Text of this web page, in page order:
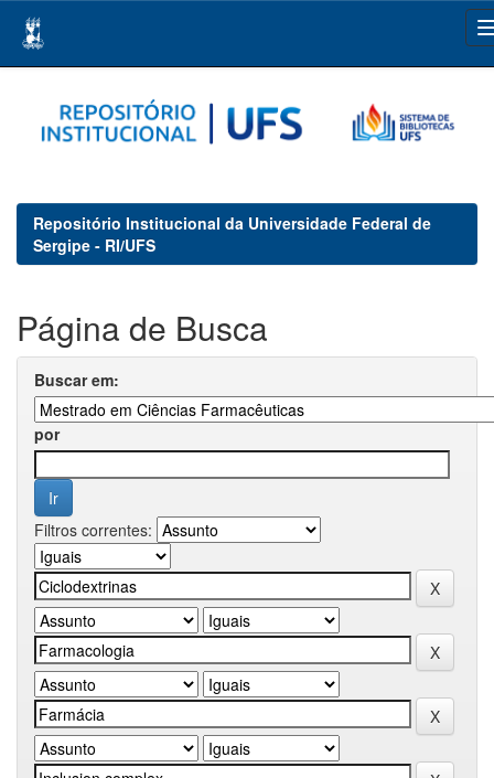
navigation
Repositório Institucional da Universidade Federal de
Sergipe - RI/UFS
Página de Busca
Buscar em:
por
Filtros correntes: